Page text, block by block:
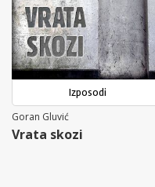
Izposodi
Goran Gluvić
Vrata skozi